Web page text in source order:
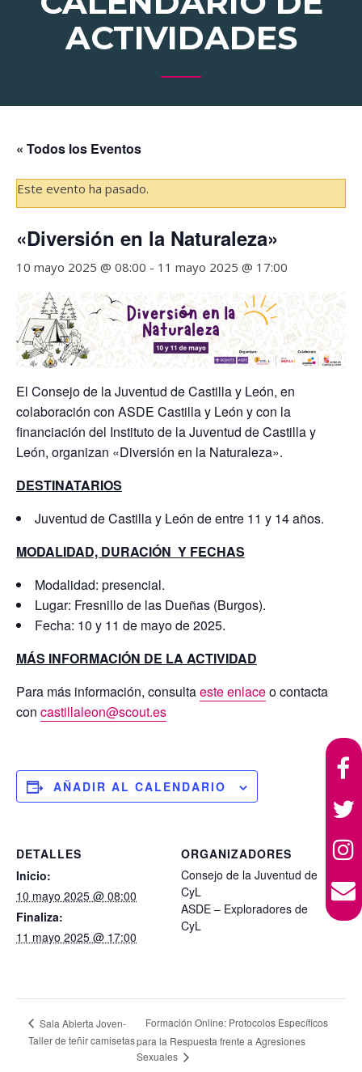
ACTIVIDADES
« Todos los Eventos
Este evento ha pasado.
«Diversión en la Naturaleza»
10 mayo 2025 @ 08:00 - 11 mayo 2025 @ 17:00
El Consejo de la Juventud de Castilla y León, en
colaboración con ASDE Castilla y León y con la
financiación del Instituto de la Juventud de Castilla y
León, organizan «Diversión en la Naturaleza».
DESTINATARIOS
Juventud de Castilla y León de entre 11 y 14 años.
MODALIDAD, DURACIÓN Y FECHAS
Modalidad: presencial.
Lugar: Fresnillo de las Dueñas (Burgos).
Fecha: 10 y 11 de mayo de 2025.
MÁS INFORMACIÓN DE LA ACTIVIDAD
Para más información, consultaeste enlaceo contacta
con castillaleon@scout.es
AÑADIR AL CALENDARIO
DETALLES
Inicio:
10 mayo 2025 @ 08:00
Finaliza:
11 mayo 2025 @ 17:00
ORGANIZADORES
Consejo de la Juventud de
CyL
ASDE – Exploradores de
CyL
Sala Abierta Joven-
Taller de teñir camisetas
Formación Online: Protocolos Específicos
para la Respuesta frente a Agresiones
Sexuales